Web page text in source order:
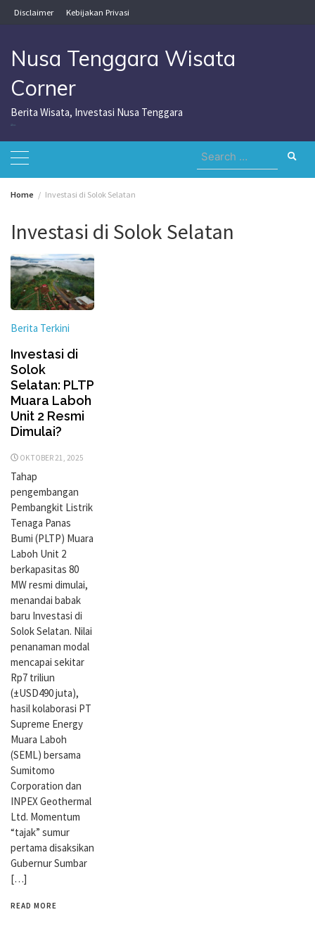
Skip
to
Disclaimer Kebijakan Privasi
Nusa Tenggara Wisata
Corner
Berita Wisata, Investasi Nusa Tenggara
Search
for:
Home Investasi di Solok Selatan
Investasi di Solok Selatan
Berita Terkini
Investasi di
Solok
Selatan: PLTP
Muara Laboh
Unit 2 Resmi
Dimulai?
OKTOBER 21, 2025
Tahap
pengembangan
Pembangkit Listrik
Tenaga Panas
Bumi (PLTP) Muara
Laboh Unit 2
berkapasitas 80
MW resmi dimulai,
menandai babak
baru Investasi di
Solok Selatan. Nilai
penanaman modal
mencapai sekitar
Rp7 triliun
(±USD490 juta),
hasil kolaborasi PT
Supreme Energy
Muara Laboh
(SEML) bersama
Sumitomo
Corporation dan
INPEX Geothermal
Ltd. Momentum
“tajak” sumur
pertama disaksikan
Gubernur Sumbar
[…]
READ MORE